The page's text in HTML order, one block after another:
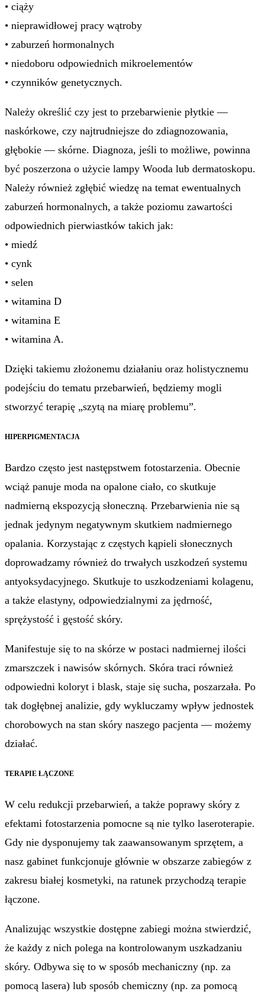
• ciąży
• nieprawidłowej pracy wątroby
• zaburzeń hormonalnych
• niedoboru odpowiednich mikroelementów
• czynników genetycznych.
Należy określić czy jest to przebarwienie płytkie —
naskórkowe, czy najtrudniejsze do zdiagnozowania,
głębokie — skórne. Diagnoza, jeśli to możliwe, powinna
być poszerzona o użycie lampy Wooda lub dermatoskopu.
Należy również zgłębić wiedzę na temat ewentualnych
zaburzeń hormonalnych, a także poziomu zawartości
odpowiednich pierwiastków takich jak:
• miedź
• cynk
• selen
• witamina D
• witamina E
• witamina A.
Dzięki takiemu złożonemu działaniu oraz holistycznemu
podejściu do tematu przebarwień, będziemy mogli
stworzyć terapię „szytą na miarę problemu”.
HIPERPIGMENTACJA
Bardzo często jest następstwem fotostarzenia. Obecnie
wciąż panuje moda na opalone ciało, co skutkuje
nadmierną ekspozycją słoneczną. Przebarwienia nie są
jednak jedynym negatywnym skutkiem nadmiernego
opalania. Korzystając z częstych kąpieli słonecznych
doprowadzamy również do trwałych uszkodzeń systemu
antyoksydacyjnego. Skutkuje to uszkodzeniami kolagenu,
a także elastyny, odpowiedzialnymi za jędrność,
sprężystość i gęstość skóry.
Manifestuje się to na skórze w postaci nadmiernej ilości
zmarszczek i nawisów skórnych. Skóra traci również
odpowiedni koloryt i blask, staje się sucha, poszarzała. Po
tak dogłębnej analizie, gdy wykluczamy wpływ jednostek
chorobowych na stan skóry naszego pacjenta — możemy
działać.
TERAPIE ŁĄCZONE
W celu redukcji przebarwień, a także poprawy skóry z
efektami fotostarzenia pomocne są nie tylko laseroterapie.
Gdy nie dysponujemy tak zaawansowanym sprzętem, a
nasz gabinet funkcjonuje głównie w obszarze zabiegów z
zakresu białej kosmetyki, na ratunek przychodzą terapie
łączone.
Analizując wszystkie dostępne zabiegi można stwierdzić,
że każdy z nich polega na kontrolowanym uszkadzaniu
skóry. Odbywa się to w sposób mechaniczny (np. za
pomocą lasera) lub sposób chemiczny (np. za pomocą